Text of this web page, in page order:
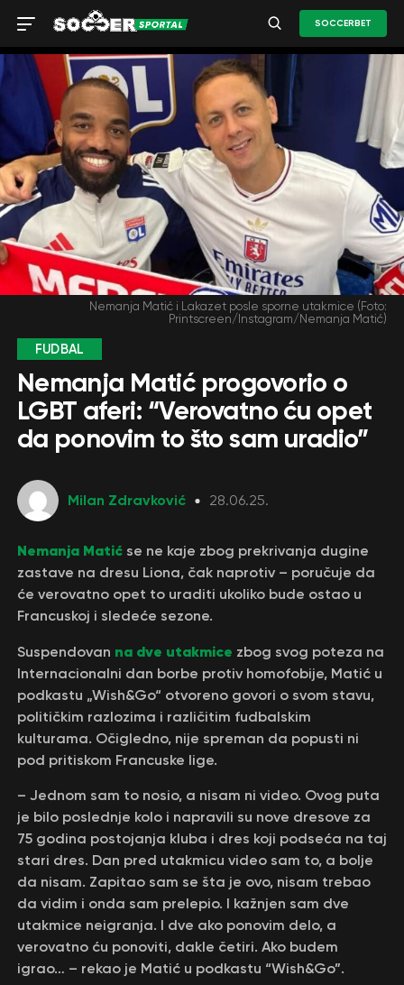
SOCCERBET
Nemanja Matić i Lakazet posle sporne utakmice (Foto:
Printscreen/Instagram/Nemanja Matić)
FUDBAL
Nemanja Matić progovorio o
LGBT aferi: “Verovatno ću opet
da ponovim to što sam uradio”
Milan Zdravković 28.06.25.
Nemanja Matićse ne kaje zbog prekrivanja dugine
zastave na dresu Liona, čak naprotiv – poručuje da
će verovatno opet to uraditi ukoliko bude ostao u
Francuskoj i sledeće sezone.
Suspendovan na dve utakmice zbog svog poteza na
Internacionalni dan borbe protiv homofobije, Matić u
podkastu „Wish&Go“ otvoreno govori o svom stavu,
političkim razlozima i različitim fudbalskim
kulturama. Očigledno, nije spreman da popusti ni
pod pritiskom Francuske lige.
– Jednom sam to nosio, a nisam ni video. Ovog puta
je bilo poslednje kolo i napravili su nove dresove za
75 godina postojanja kluba i dres koji podseća na taj
stari dres. Dan pred utakmicu video sam to, a bolje
da nisam. Zapitao sam se šta je ovo, nisam trebao
da vidim i onda sam prelepio. I kažnjen sam dve
utakmice neigranja. I dve ako ponovim delo, a
verovatno ću ponoviti, dakle četiri. Ako budem
igrao… – rekao je Matić u podkastu “Wish&Go”.